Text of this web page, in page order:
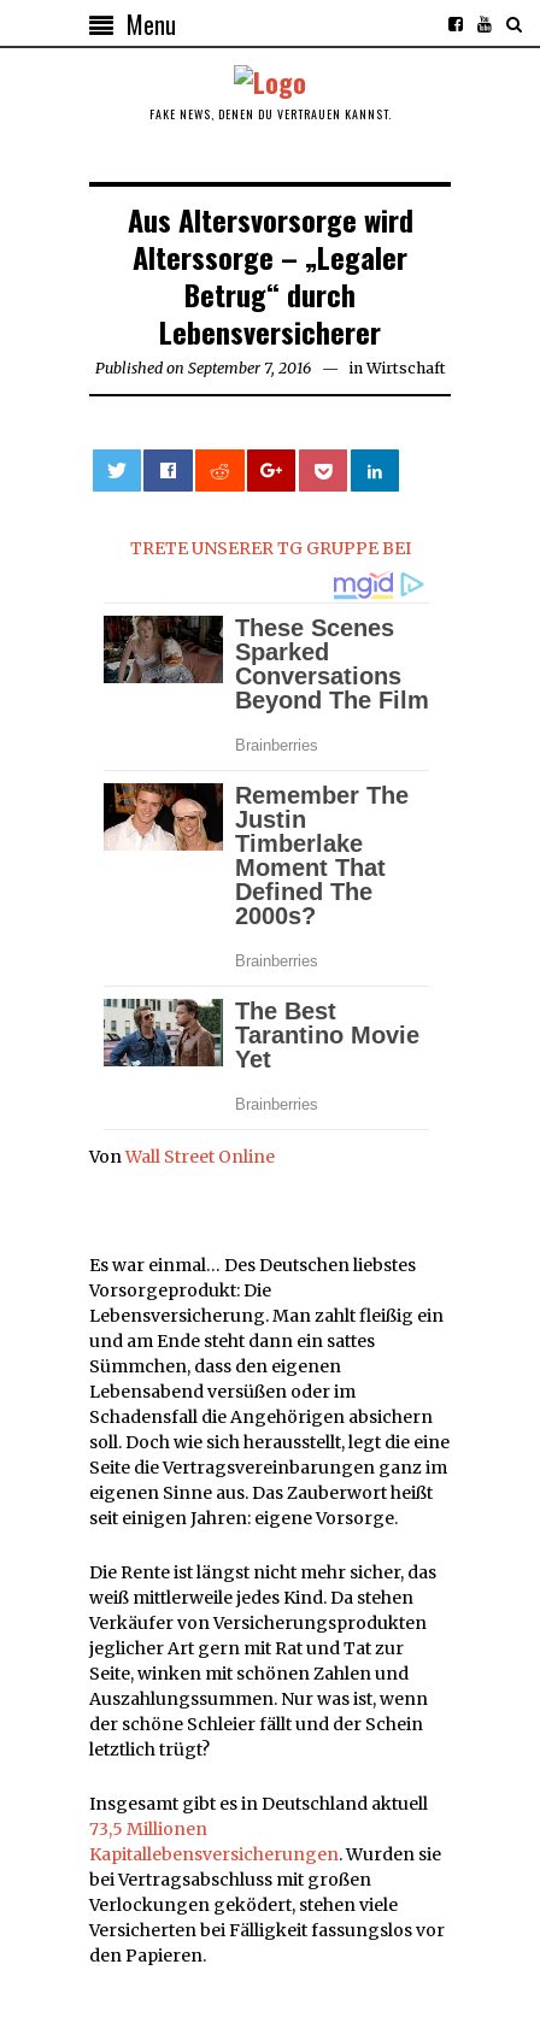
Menu
FAKE NEWS, DENEN DU VERTRAUEN KANNST.
Aus Altersvorsorge wird
Alterssorge – „Legaler
Betrug“ durch
Lebensversicherer
Published on September 7, 2016May in Wirtschaft
TRETE UNSERER TG GRUPPE BEI
VonWall Street Online
Es war einmal… Des Deutschen liebstes
Vorsorgeprodukt: Die
Lebensversicherung. Man zahlt fleißig ein
und am Ende steht dann ein sattes
Sümmchen, dass den eigenen
Lebensabend versüßen oder im
Schadensfall die Angehörigen absichern
soll. Doch wie sich herausstellt, legt die eine
Seite die Vertragsvereinbarungen ganz im
eigenen Sinne aus. Das Zauberwort heißt
seit einigen Jahren: eigene Vorsorge.
Die Rente ist längst nicht mehr sicher, das
weiß mittlerweile jedes Kind. Da stehen
Verkäufer von Versicherungsprodukten
jeglicher Art gern mit Rat und Tat zur
Seite, winken mit schönen Zahlen und
Auszahlungssummen. Nur was ist, wenn
der schöne Schleier fällt und der Schein
letztlich trügt?
Insgesamt gibt es in Deutschland aktuell
73,5 Millionen
Kapitallebensversicherungen. Wurden sie
bei Vertragsabschluss mit großen
Verlockungen geködert, stehen viele
Versicherten bei Fälligkeit fassungslos vor
den Papieren.